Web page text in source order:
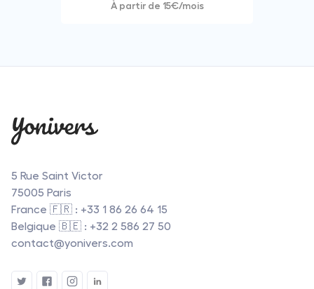
À partir de 15€/mois
5 Rue Saint Victor
75005 Paris
France 🇫🇷 : +33 1 86 26 64 15
Belgique 🇧🇪 : +32 2 586 27 50
contact@yonivers.com